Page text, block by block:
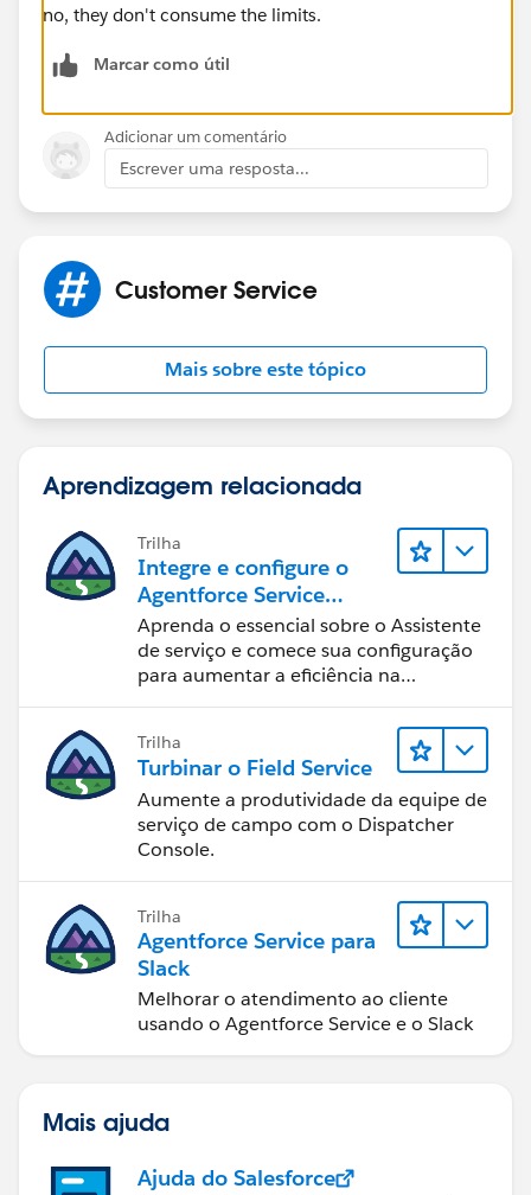
no, they don't consume the limits.
Marcar como útil
Adicionar um comentário
Escrever uma resposta...
Customer Service
Mais sobre este tópico
Aprendizagem relacionada
Trilha
Integre e configure o
Agentforce Service
Assistant (Assistente de
serviço do Agentforce)
Aprenda o essencial sobre o Assistente
de serviço e comece sua configuração
para aumentar a eficiência na
Trilha
Turbinar o Field Service
Aumente a produtividade da equipe de
serviço de campo com o Dispatcher
Console.
Trilha
Agentforce Service para
Slack
Melhorar o atendimento ao cliente
usando o Agentforce Service e o Slack
Mais ajuda
Ajuda do Salesforce